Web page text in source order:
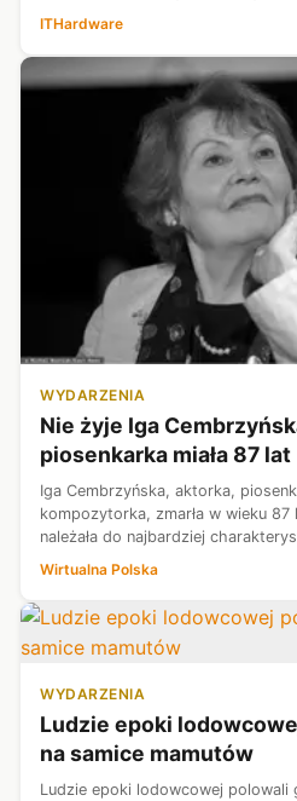
dotykająca kluczowe produkty
ITHardware
WYDARZENIA
Nie żyje Iga
piosenkarka miała 87 lat
Iga Cembrzyńska, aktorka,
kompozytorka, zmarła w wieku
należała do najbardziej
kultury, a widzowie szczególnie
Wirtualna Polska
WYDARZENIA
Ludzie epoki
na samice mamutów
Ludzie epoki lodowcowej polowali